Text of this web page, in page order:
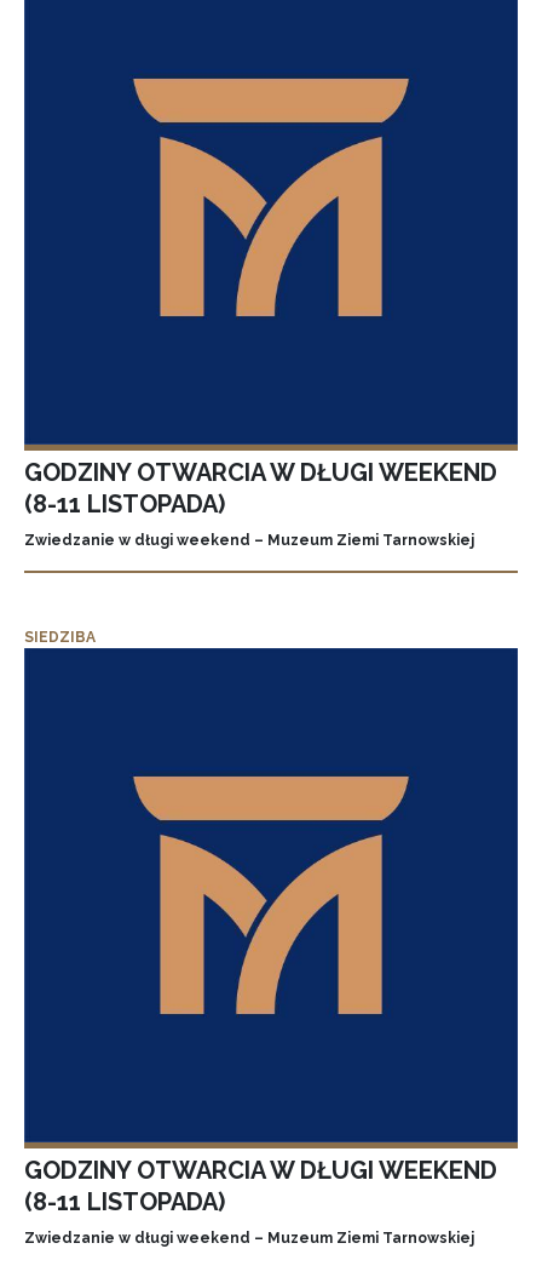
GODZINY OTWARCIA W DŁUGI WEEKEND
(8-11 LISTOPADA)
Zwiedzanie w długi weekend – Muzeum Ziemi Tarnowskiej
SIEDZIBA
GODZINY OTWARCIA W DŁUGI WEEKEND
(8-11 LISTOPADA)
Zwiedzanie w długi weekend – Muzeum Ziemi Tarnowskiej